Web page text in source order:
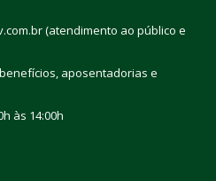
(atendimento ao público e
aposentadorias e
às 14:00h